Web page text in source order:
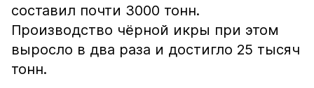
составил почти 3000 тонн.
Производство чёрной икры при этом
выросло в два раза и достигло 25 тысяч
тонн.